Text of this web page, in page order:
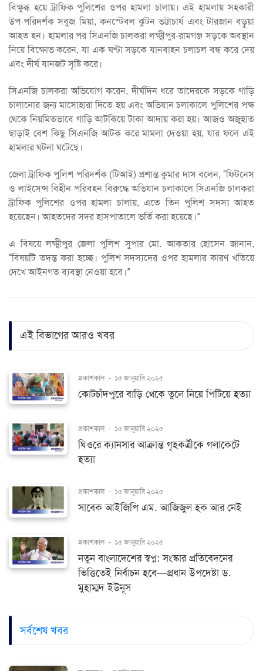
বিক্ষুব্ধ হয়ে ট্রাফিক পুলিশের ওপর হামলা চালায়। এই হামলায় সহকারী
উপ-পরিদর্শক সবুজ মিয়া, কনস্টেবল ঝুটন ভট্টাচার্য এবং টারজান বড়ুয়া
আহত হন। হামলার পর সিএনজি চালকরা লক্ষ্মীপুর-রামগঞ্জ সড়কে অবস্থান
নিয়ে বিক্ষোভ করেন, যা এক ঘণ্টা সড়কে যানবাহন চলাচল বন্ধ করে দেয়
এবং দীর্ঘ যানজট সৃষ্টি করে।
সিএনজি চালকরা অভিযোগ করেন, দীর্ঘদিন ধরে তাদেরকে সড়কে গাড়ি
চালানোর জন্য মাসোহারা দিতে হয় এবং অভিযান চলাকালে পুলিশের পক্ষ
থেকে নিয়মিতভাবে গাড়ি আটকিয়ে টাকা আদায় করা হয়। আজও অজুহাত
ছাড়াই বেশ কিছু সিএনজি আটক করে মামলা দেওয়া হয়, যার ফলে এই
হামলার ঘটনা ঘটেছে।
জেলা ট্রাফিক পুলিশ পরিদর্শক (টিআই) প্রশান্ত কুমার দাস বলেন, “ফিটনেস
ও লাইসেন্স বিহীন পরিবহন বিরুদ্ধে অভিযান চলাকালে সিএনজি চালকরা
ট্রাফিক পুলিশের ওপর হামলা চালায়, এতে তিন পুলিশ সদস্য আহত
হয়েছেন। আহতদের সদর হাসপাতালে ভর্তি করা হয়েছে।”
এ বিষয়ে লক্ষ্মীপুর জেলা পুলিশ সুপার মো. আকতার হোসেন জানান,
“বিষয়টি তদন্ত করা হচ্ছে। পুলিশ সদস্যদের ওপর হামলার কারণ খতিয়ে
দেখে আইনগত ব্যবস্থা নেওয়া হবে।”
এই বিভাগের আরও খবর
প্রকাশকাল - ১৫ জানুয়ারি ২০২৫
কোটচাঁদপুরে বাড়ি থেকে তুলে নিয়ে পিটিয়ে হত্যা
প্রকাশকাল - ১৫ জানুয়ারি ২০২৫
ঘিওরে ক্যানসার আক্রান্ত গৃহকর্ত্রীকে গলাকেটে
হত্যা
প্রকাশকাল - ১৫ জানুয়ারি ২০২৫
সাবেক আইজিপি এম. আজিজুল হক আর নেই
প্রকাশকাল - ১৫ জানুয়ারি ২০২৫
নতুন বাংলাদেশের স্বপ্ন: সংস্কার প্রতিবেদনের
ভিত্তিতেই নির্বাচন হবে—প্রধান উপদেষ্টা ড.
মুহাম্মদ ইউনূস
সর্বশেষ খবর